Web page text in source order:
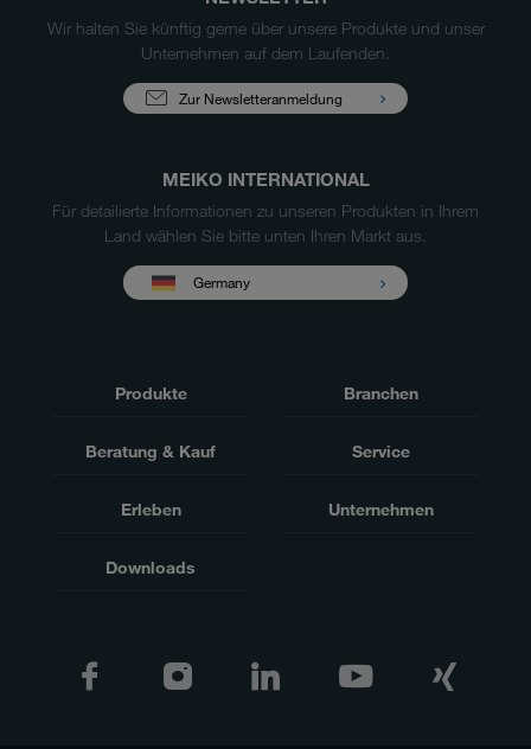
Wir halten Sie künftig gerne über unsere Produkte und unser
Unternehmen auf dem Laufenden.
Zur Newsletteranmeldung
MEIKO INTERNATIONAL
Für detailierte Informationen zu unseren Produkten in Ihrem
Land wählen Sie bitte unten Ihren Markt aus.
Germany
Produkte Branchen
Beratung & Kauf Service
Erleben Unternehmen
Downloads